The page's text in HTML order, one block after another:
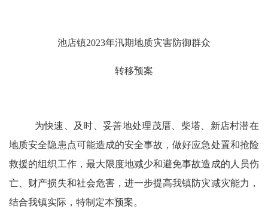
池店镇2023年汛期地质灾害防御群众
转移预案
为快速、及时、妥善地处理茂厝、柴塔、新店村潜在
地质安全隐患点可能造成的安全事故，做好应急处置和抢险
救援的组织工作，最大限度地减少和避免事故造成的人员伤
亡、财产损失和社会危害，进一步提高我镇防灾减灾能力，
结合我镇实际，特制定本预案。